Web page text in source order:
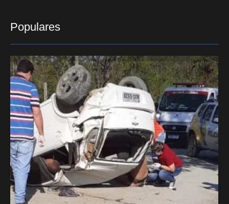
Populares